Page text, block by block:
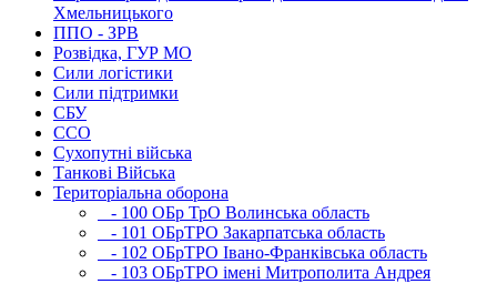
Хмельницького
ППО - ЗРВ
Розвідка, ГУР МО
Сили логістики
Сили підтримки
СБУ
ССО
Сухопутні війська
Танкові Війська
Територіальна оборона
- 100 ОБр ТрО Волинська область
- 101 ОБрТРО Закарпатська область
- 102 ОБрТРО Івано-Франківська область
- 103 ОБрТРО імені Митрополита Андрея